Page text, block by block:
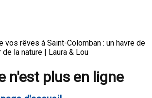
vos rêves à Saint-Colomban : un havre de
la nature | Laura & Lou
n'est plus en ligne